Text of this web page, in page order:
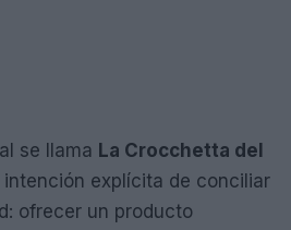
se llama La Crocchetta del
explícita de conciliar
ofrecer un producto